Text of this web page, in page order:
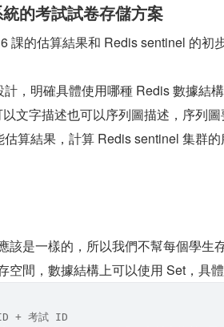
的考試試卷存儲方案
6 課的估算結果和 Redis sentinel 的初
，明確具體使用哪種 Redis 數據結構
文字描述也可以序列圖描述，序列圖
算結果，計算 Redis sentinel 集群
該是一樣的，所以我們不幫每個學生
空間，數據結構上可以使用 Set，具體
+ 考試 ID